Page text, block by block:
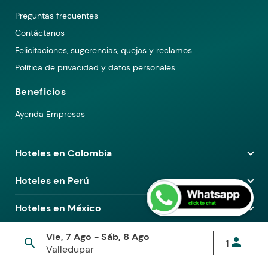
Preguntas frecuentes
Contáctanos
Felicitaciones, sugerencias, quejas y reclamos
Política de privacidad y datos personales
Beneficios
Ayenda Empresas
Hoteles en Colombia
Hoteles en Medellín
Hoteles en Bogotá
Hoteles en Pereira
Hoteles en Cali
Hoteles en Perú
Hoteles en Lima
Hoteles en Arequipa
Hoteles en Piura
Hoteles en Cusco
Hoteles en México
Hoteles en Ciudad de México
Hoteles en Guadalajara
© 2026 Ayenda. Todos los derechos reservados.
Términos y condiciones
search
Vie, 7 Ago - Sáb, 8 Ago
Valledupar
1 person